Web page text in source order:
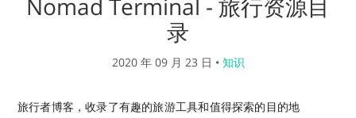
录
2020 年 09 月 23 日 • 知识
旅行者博客，收录了有趣的旅游工具和值得探索的目的地